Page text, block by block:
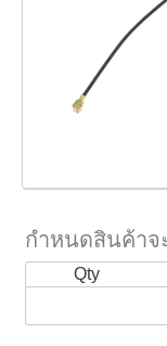
กำหนดสินค้าจ
Qty